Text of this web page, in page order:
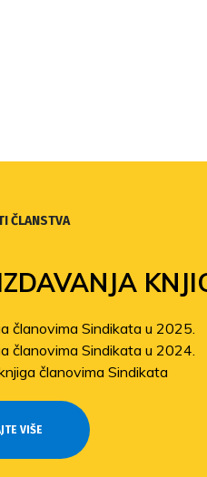
ČLANSTVA
članovima Sindikata u 2025.
članovima Sindikata u 2024.
članovima Sindikata
VIŠE